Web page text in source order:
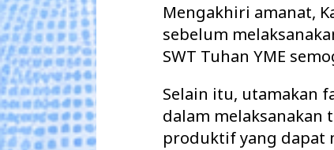
Mengakhiri amanat,
sebelum
SWT Tuhan YME
Selain itu, utamakan
dalam
produktif yang dapat